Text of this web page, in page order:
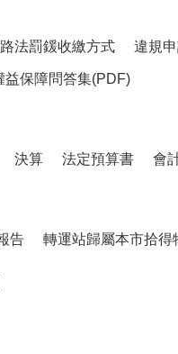
法罰鍰收繳方式 違規
益保障問答集(PDF)
決算 法定預算書 會
告 轉運站歸屬本市拾得